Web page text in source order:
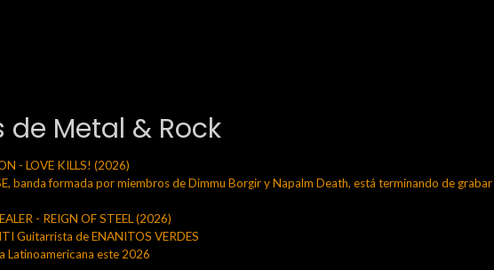
de Metal & Rock
- LOVE KILLS! (2026)
banda formada por miembros de Dimmu Borgir y Napalm Death, está terminando de grabar
- REIGN OF STEEL (2026)
Guitarrista de ENANITOS VERDES
Latinoamericana este 2026